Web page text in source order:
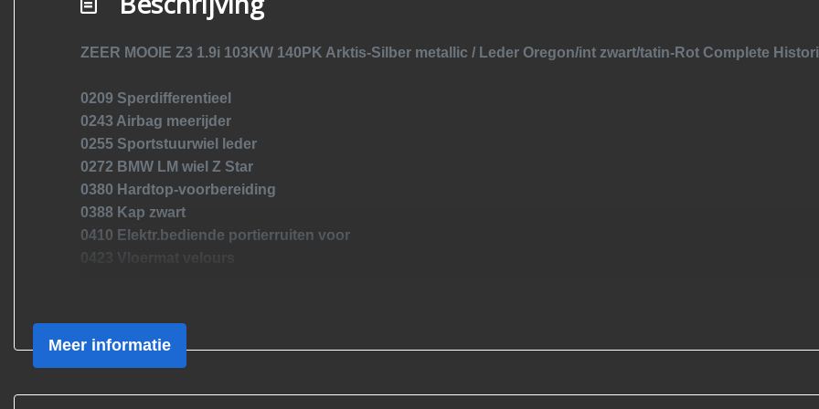
ZEER MOOIE Z3 1.9i 103KW 140PK Arktis-Silber metallic / Leder Oregon/int zwart/tatin-Rot Complete
0209 Sperdifferentieel
0243 Airbag meerijder
0255 Sportstuurwiel leder
0272 BMW LM wiel Z Star
0380 Hardtop-voorbereiding
0388 Kap zwart
0410 Elektr.bediende portierruiten voor
0423 Vloermat velours
0440 niet-roker-kit
0494 Stoelverwarming bestuurder/passagier
0510 Koplichthoogteverstelling
0520 Mistlamp
Meer informatie